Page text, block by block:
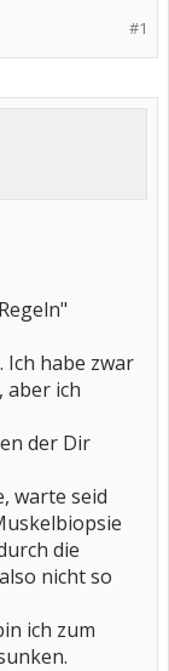
#1
Ich habe zwar
aber ich
der Dir
warte seid
die
nicht so
ich zum